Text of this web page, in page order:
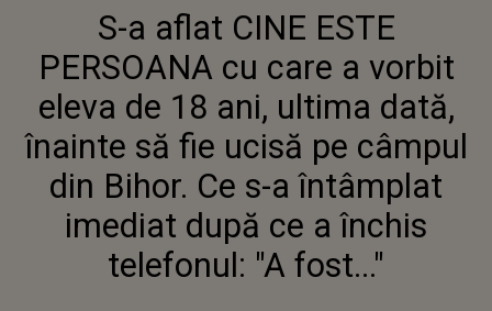
CU CARE A VORBIT ELEVA DE 18
ANI, ULTIMA DATĂ, ÎNAINTE SĂ
FIE UCISĂ PE CÂMPUL DIN BIHOR.
CE S-A ÎNTÂMPLAT IMEDIAT DUPĂ
CE A ÎNCHIS TELEFONUL: "A
FOST..."
S-a aflat CINE ESTE
PERSOANA cu care a vorbit
eleva de 18 ani, ultima dată,
înainte să fie ucisă pe câmpul
din Bihor. Ce s-a întâmplat
imediat după ce a închis
telefonul: "A fost..."